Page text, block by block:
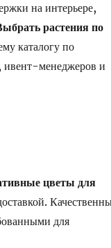
на интерьере,
растения по
каталогу по
ивент-менеджеров и
цветы для
для